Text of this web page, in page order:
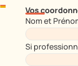
Vos
Nom et
Si